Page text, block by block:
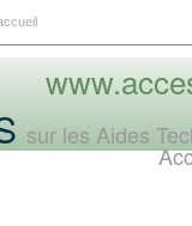
sur les Aides